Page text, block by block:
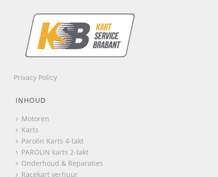
Privacy Policy
INHOUD
Motoren
Karts
Parolin Karts 4-takt
PAROLIN karts 2-takt
Onderhoud & Reparaties
Racekart verhuur